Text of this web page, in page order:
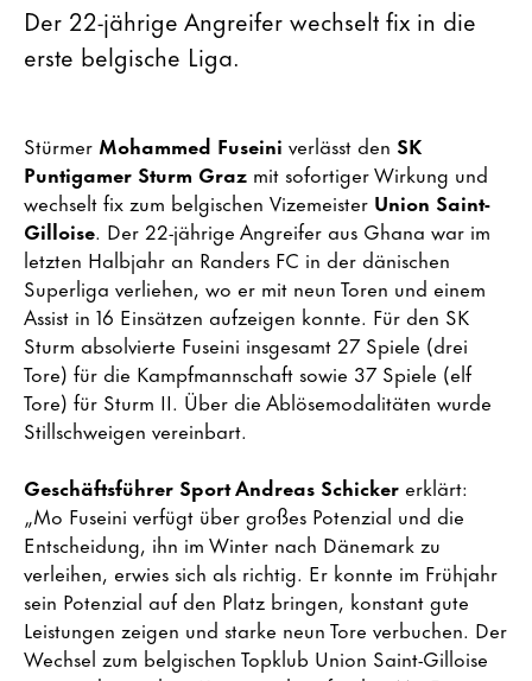
Der 22-jährige Angreifer wechselt fix in die
erste belgische Liga.
Stürmer Mohammed Fuseini verlässt den SK
Puntigamer Sturm Graz mit sofortiger Wirkung und
wechselt fix zum belgischen Vizemeister Union Saint-
Gilloise. Der 22-jährige Angreifer aus Ghana war im
letzten Halbjahr an Randers FC in der dänischen
Superliga verliehen, wo er mit neun Toren und einem
Assist in 16 Einsätzen aufzeigen konnte. Für den SK
Sturm absolvierte Fuseini insgesamt 27 Spiele (drei
Tore) für die Kampfmannschaft sowie 37 Spiele (elf
Tore) für Sturm II. Über die Ablösemodalitäten wurde
Stillschweigen vereinbart.
Geschäftsführer Sport Andreas Schicker erklärt:
„Mo Fuseini verfügt über großes Potenzial und die
Entscheidung, ihn im Winter nach Dänemark zu
verleihen, erwies sich als richtig. Er konnte im Frühjahr
sein Potenzial auf den Platz bringen, konstant gute
Leistungen zeigen und starke neun Tore verbuchen. Der
Wechsel zum belgischen Topklub Union Saint-Gilloise